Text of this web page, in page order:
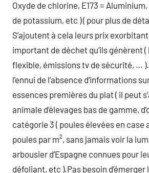
Oxyde de chlorine, E173 =
de potassium, etc ) ( pour plus de
S’ajoutent à cela leurs prix
important de déchet qu’ils génèrent
flexible, émissions tv de sécurité, …
l’ennui de l’absence d’informations
essences premières du plat ( il peut
animale d’élevages bas de gamme,
catégorie 3 ( poules élevées en case
poules par m², sans jamais voir la
arbousier d’Espagne connues pour
défoliant, etc ).Pas besoin d’émerger